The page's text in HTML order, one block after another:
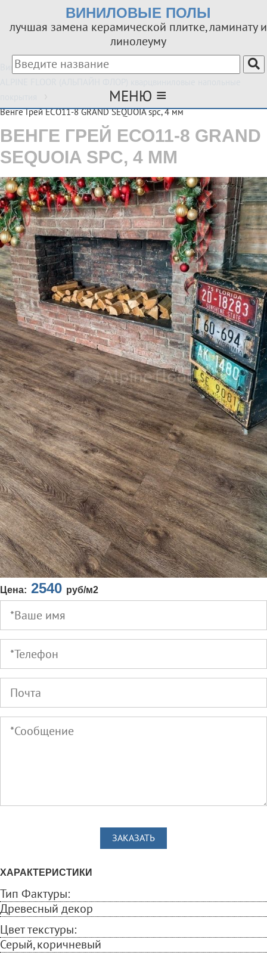
ВИНИЛОВЫЕ ПОЛЫ
лучшая замена керамической плитке, ламинату и
линолеуму
МЕНЮ ≡
Виниловые покрытия в Твери — Vinyltorg69
Венге Грей ЕСО11-8 GRAND SEQUOIA spc, 4 мм
ВЕНГЕ ГРЕЙ ЕСО11-8 GRAND
SEQUOIA SPC, 4 ММ
Цена: 2540 руб/м2
ЗАКАЗАТЬ
ХАРАКТЕРИСТИКИ
Тип Фактуры:
Древесный декор
Цвет текстуры:
Серый, коричневый